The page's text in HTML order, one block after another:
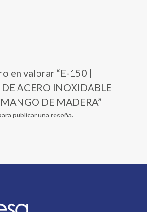
en valorar “E-150 |
DE ACERO INOXIDABLE
DE MADERA”
publicar una reseña.